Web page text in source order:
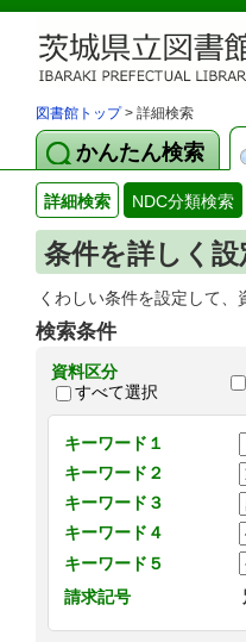
図書館トップ> 詳細検索
かんたん検索
詳細検索 NDC分類検索
条件を詳しく
くわしい条件を設定して、
検索条件
資料区分
すべて選択
キーワード１
キーワード２
キーワード３
キーワード４
キーワード５
請求記号